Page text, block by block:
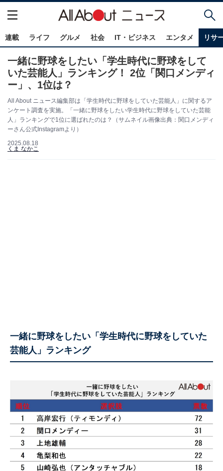
連載 ライフ グルメ 社会 IT・ビジネス エンタメ リサ
一緒に野球をしたい「学生時代に野球をして
いた芸能人」ランキング！ 2位「関口メンディ
ー」、1位は？
All About ニュース編集部は「学生時代に野球をしていた芸能人」に関するア
ンケート調査を実施。「一緒に野球をしたい学生時代に野球をしていた芸能
人」ランキングで1位に選ばれたのは？（サムネイル画像出典：関口メンディ
ーさん公式Instagramより）
2025.08.18
くま なかこ
一緒に野球をしたい「学生時代に野球をしていた
芸能人」ランキング